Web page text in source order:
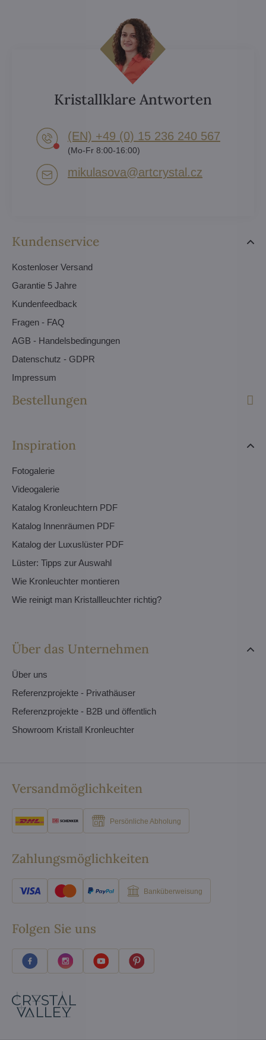
Kundenservice
Kostenloser Versand
Garantie 5 Jahre
Kundenfeedback
Fragen - FAQ
AGB - Handelsbedingungen
Datenschutz - GDPR
Impressum
Bestellungen
Inspiration
Fotogalerie
Videogalerie
Katalog Kronleuchtern PDF
Katalog Innenräumen PDF
Katalog der Luxuslüster PDF
Lüster: Tipps zur Auswahl
Wie Kronleuchter montieren
Wie reinigt man Kristallleuchter richtig?
Über das Unternehmen
Über uns
Referenzprojekte - Privathäuser
Referenzprojekte - B2B und öffentlich
Showroom Kristall Kronleuchter
Kristallklare Antworten
(EN) +49 (0) 15 236 240 567
(Mo-Fr 8:00-16:00)
mikulasova​@artcrystal​.cz
Versandmöglichkeiten
Persönliche Abholung
Zahlungsmöglichkeiten
Banküberweisung
Folgen Sie uns